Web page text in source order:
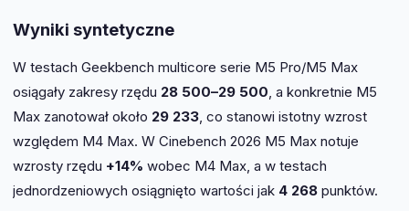
Wyniki syntetyczne
W testach Geekbench multicore serie M5 Pro/M5 Max
osiągały zakresy rzędu 28 500–29 500 , a konkretnie M5
Max zanotował około 29 233 , co stanowi istotny wzrost
względem M4 Max. W Cinebench 2026 M5 Max notuje
wzrosty rzędu +14% wobec M4 Max, a w testach
jednordzeniowych osiągnięto wartości jak 4 268 punktów.